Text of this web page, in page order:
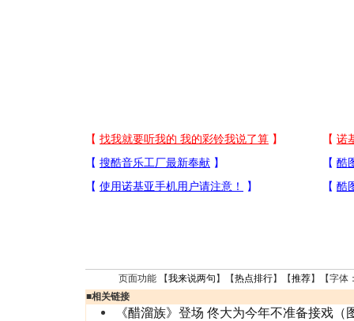
页面功能 【我来说两句 】【热点排行】【推荐】【字体
■相关链接
《醋溜族》登场 佟大为今年不准备接戏（